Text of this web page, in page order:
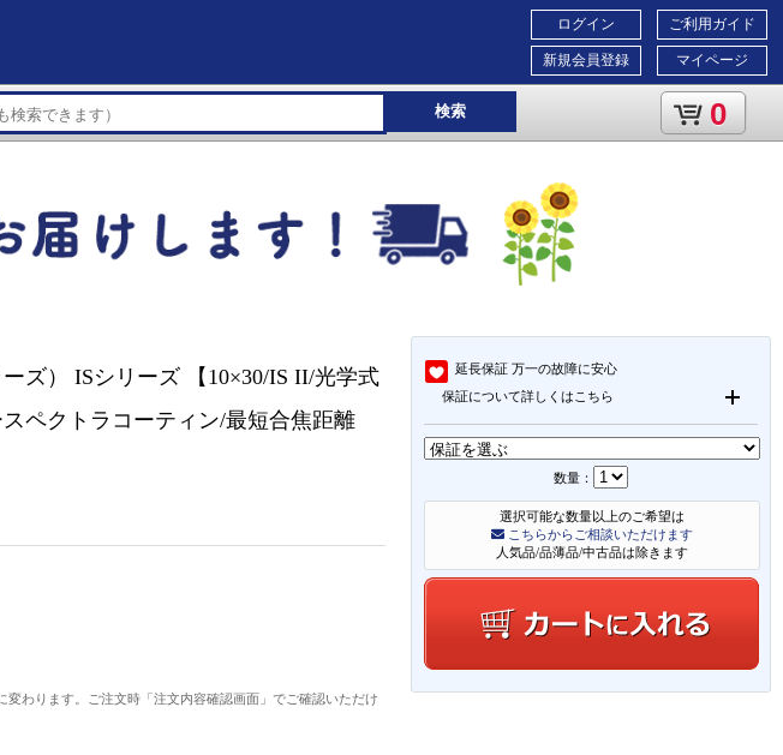
ご利用ガイド
マイページ
ログイン
新規会員登録
検索 0
延長保証 万一の故障に安心
保証について詳しくはこちら
数量：
選択可能な数量以上のご希望は
こちらからご相談いただけます
人気品/品薄品/中古品は除きます
ズ） ISシリーズ 【10×30/IS II/光学式
ペクトラコーティン/最短合焦距離
わります。ご注文時「注文内容確認画面」でご確認いただけ